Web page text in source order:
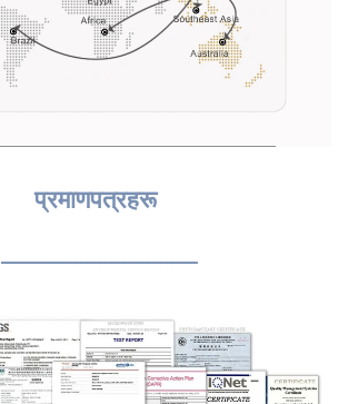
प्रमाणपत्रहरू
________________